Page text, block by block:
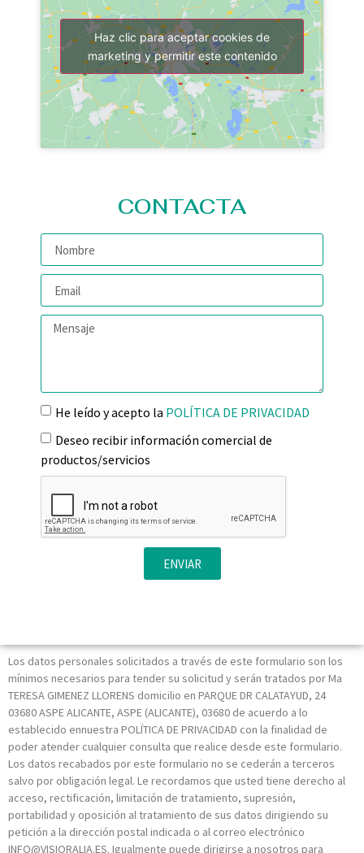
Haz clic para aceptar cookies de
marketing y permitir este contenido
CONTACTA
He leído y acepto la POLÍTICA DE PRIVACIDAD
Deseo recibir información comercial de
productos/servicios
ENVIAR
Los datos personales solicitados a través de este formulario son los
mínimos necesarios para tender su solicitud y serán tratados por Ma
TERESA GIMENEZ LLORENS domicilio en PARQUE DR CALATAYUD, 24
03680 ASPE ALICANTE, ASPE (ALICANTE), 03680 de acuerdo a lo
establecido ennuestra POLÍTICA DE PRIVACIDAD con la finalidad de
poder atender cualquier consulta que realice desde este formulario.
Los datos recabados por este formulario no se cederán a terceros
salvo por obligación legal. Le recordamos que usted tiene derecho al
acceso, rectificación, limitación de tratamiento, supresión,
portabilidad y oposición al tratamiento de sus datos dirigiendo su
petición a la dirección postal indicada o al correo electrónico
INFO@VISIORALIA.ES. Igualmente puede dirigirse a nosotros para